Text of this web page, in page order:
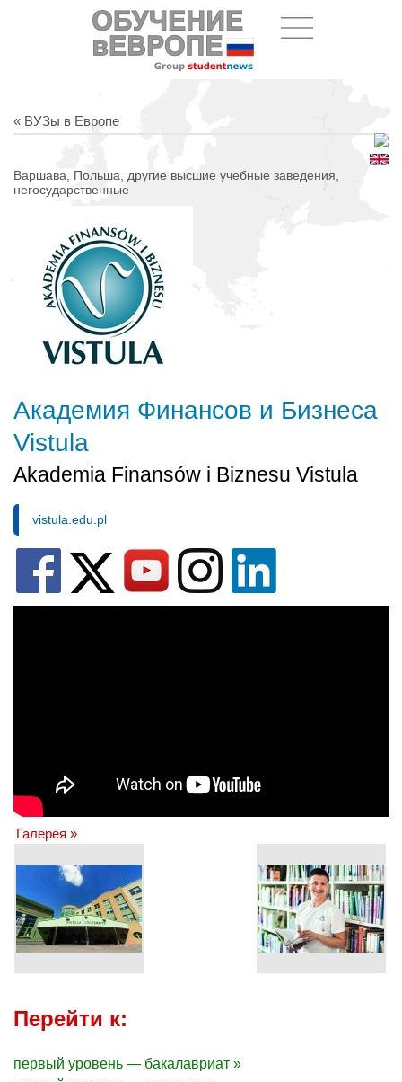
« ВУЗы в Европе
Варшава, Польша, другие высшие учебные заведения,
негосударственные
Академия Финансов и Бизнеса
Vistula
Akademia Finansów i Biznesu Vistula
vistula.edu.pl
Галерея »
Перейти к:
первый уровень — бакалавриат »